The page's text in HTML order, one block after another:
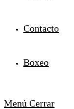
Contacto
Boxeo
Menú Cerrar